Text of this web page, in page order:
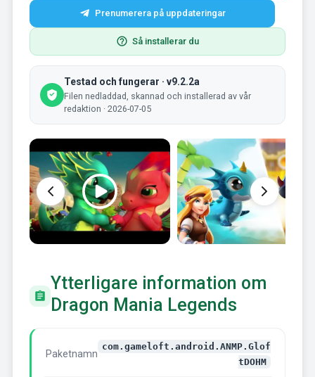
Prenumerera på uppdateringar
Så installerar du
Testad och fungerar · v9.2.2a
Filen nedladdad, skannad och installerad av vår
redaktion · 2026-07-05
Ytterligare information om
Dragon Mania Legends
Paketnamn
com.gameloft.android.ANMP.Glof
tDOHM